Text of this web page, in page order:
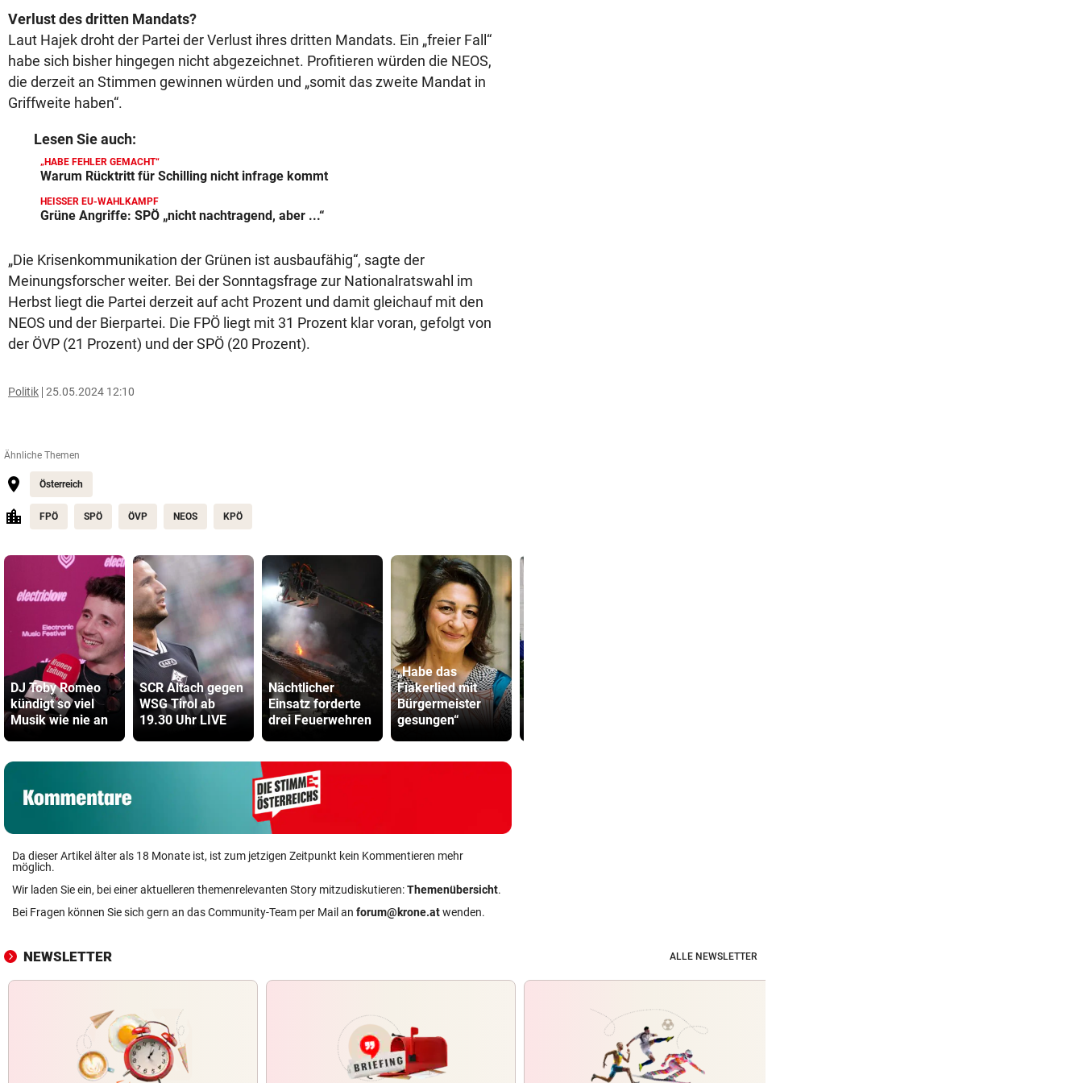
Verlust des dritten Mandats?
Laut Hajek droht der Partei der Verlust ihres dritten Mandats. Ein „freier Fall“
habe sich bisher hingegen nicht abgezeichnet. Profitieren würden die NEOS,
die derzeit an Stimmen gewinnen würden und „somit das zweite Mandat in
Griffweite haben“.
Lesen Sie auch:
„HABE FEHLER GEMACHT“
Warum Rücktritt für Schilling nicht infrage kommt
HEISSER EU-WAHLKAMPF
Grüne Angriffe: SPÖ „nicht nachtragend, aber ...“
„Die Krisenkommunikation der Grünen ist ausbaufähig“, sagte der
Meinungsforscher weiter. Bei der Sonntagsfrage zur Nationalratswahl im
Herbst liegt die Partei derzeit auf acht Prozent und damit gleichauf mit den
NEOS und der Bierpartei. Die FPÖ liegt mit 31 Prozent klar voran, gefolgt von
der ÖVP (21 Prozent) und der SPÖ (20 Prozent).
Politik 25.05.2024 12:10
Ähnliche Themen
Österreich
FPÖ SPÖ ÖVP NEOS KPÖ
DJ Toby Romeo
kündigt so viel
Musik wie nie an
SCR Altach gegen
WSG Tirol ab
19.30 Uhr LIVE
Nächtlicher
Einsatz forderte
drei Feuerwehren
„Habe das
Fiakerlied mit
Bürgermeister
gesungen“
Da dieser Artikel älter als 18 Monate ist, ist zum jetzigen Zeitpunkt kein Kommentieren mehr
möglich.
Wir laden Sie ein, bei einer aktuelleren themenrelevanten Story mitzudiskutieren:Themenübersicht.
Bei Fragen können Sie sich gern an das Community-Team per Mail an forum@krone.atwenden.
NEWSLETTER ALLE NEWSLETTER